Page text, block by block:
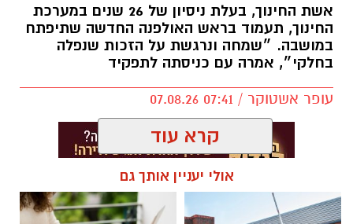
במוצרי שיער נוספים שנתפסו במסגרת מבצע
פיקוח שנערך בתשעה סניפי רשת "מרכז
ההחלקות".
האזהרה מתפרסמת לאחר שבדיקות מעבדה
הושלמו לכלל המוצרים שנאספו במהלך המבצע,
ובהמשך להודעת משרד הבריאות שפורסמה בחודש
בין המוצרים שנמצאו ואינם רשומים במאגרי משרד
אשת החינוך, בעלת ניסיון של 26 שנים במערכת
החינוך, תעמוד בראש האולפנה החדשה שתיפתח
במושבה. ״שמחה ונרגשת על הזכות שנפלה
בחלקי״, אמרה עם כניסתה לתפקיד
עופר אשטוקר / 07:41 07.08.26
תגים:אולפנה חדשה בגדרה , אפרת אברג׳ל
קרא עוד
אולי יעניין אותך גם